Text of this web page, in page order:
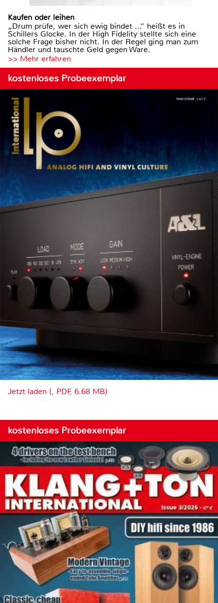
Kaufen oder leihen
„Drum prüfe, wer sich ewig bindet ...“ heißt es in
Schillers Glocke. In der High Fidelity stellte sich eine
solche Frage bisher nicht. In der Regel ging man zum
Händler und tauschte Geld gegen Ware.
>> Mehr erfahren
kostenloses Probeexemplar
Jetzt laden (, PDF, 6.68 MB)
kostenloses Probeexemplar